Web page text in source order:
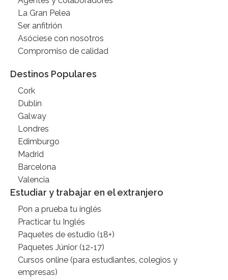
La Gran Pelea
Ser anfitrión
Asóciese con nosotros
Compromiso de calidad
Destinos Populares
Cork
Dublín
Galway
Londres
Edimburgo
Madrid
Barcelona
Valencia
Estudiar y trabajar en el extranjero
Pon a prueba tu inglés
Practicar tu Inglés
Paquetes de estudio (18+)
Paquetes Júnior (12-17)
Cursos online (para estudiantes, colegios y
empresas)